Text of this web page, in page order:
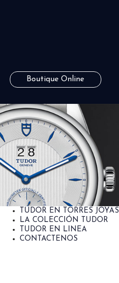
Boutique Online
TUDOR EN TORRES JOYAS
LA COLECCIÓN TUDOR
TUDOR EN LINEA
CONTACTENOS